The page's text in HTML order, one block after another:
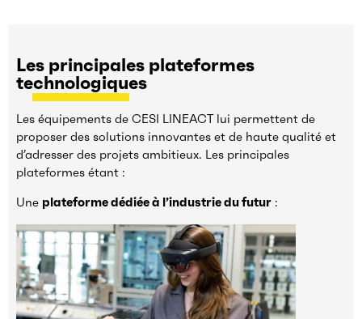
Les principales plateformes
technologiques
Les équipements de CESI LINEACT lui permettent de
proposer des solutions innovantes et de haute qualité et
d’adresser des projets ambitieux. Les principales
plateformes étant :
Une plateforme dédiée à l’industrie du futur :